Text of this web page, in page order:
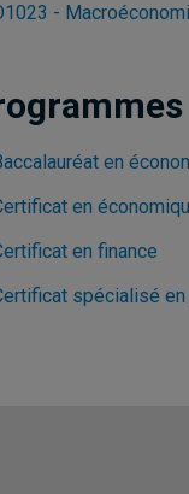
-
en
en
en finance
spécialisé